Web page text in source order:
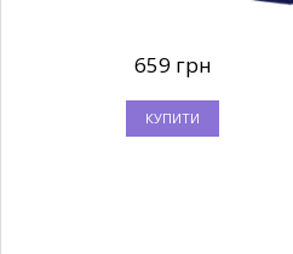
659 грн
КУПИТИ